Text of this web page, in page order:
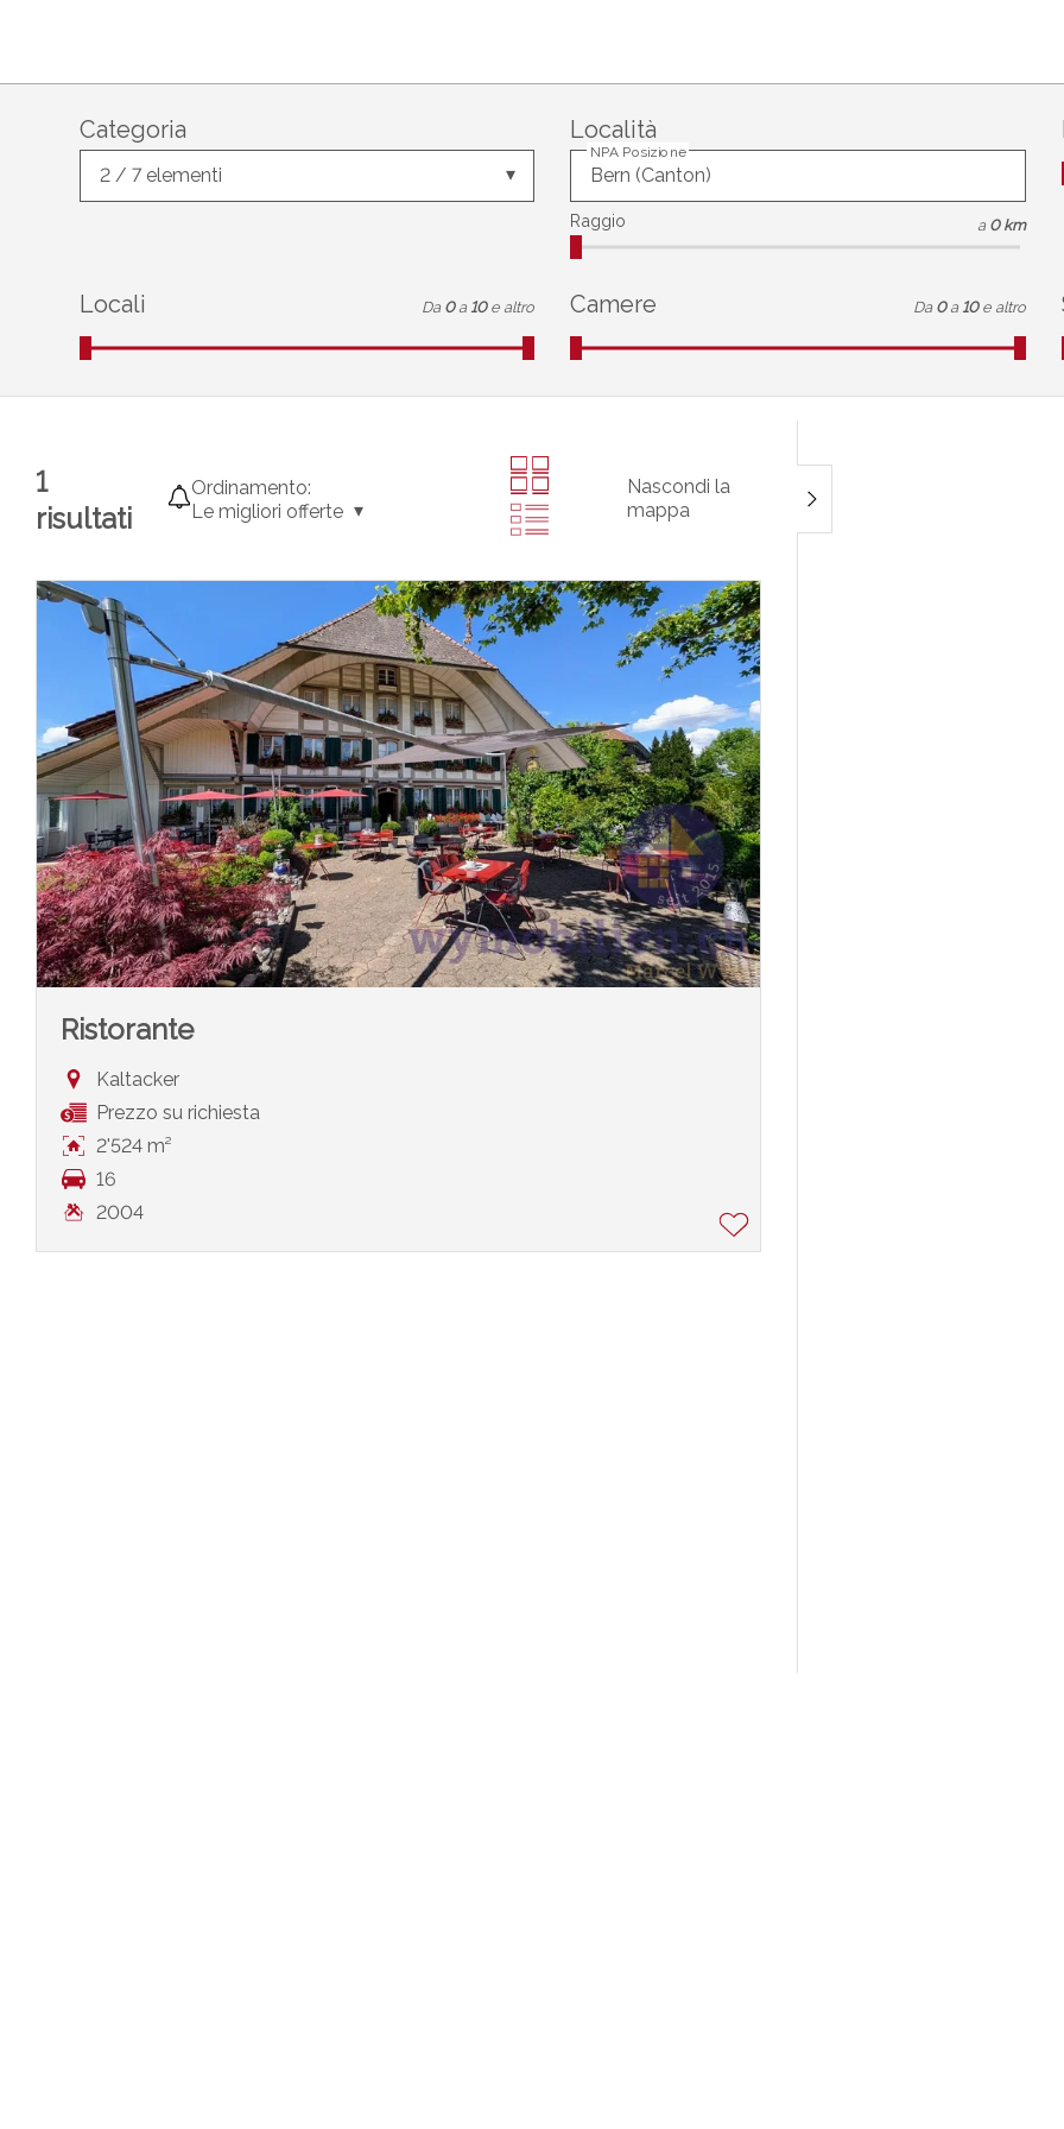
Categoria
2 / 7 elementi
Località
NPA Posizione
Raggio a 0 km
Locali Da 0 a 10 e altro Camere Da 0 a 10 e altro
1
risultati
Ordinamento:
Le migliori offerte
Nascondi la
mappa
Ristorante
Kaltacker
Prezzo su richiesta
2'524 m²
16
2004